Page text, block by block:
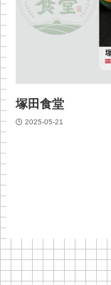
塚田食堂
2025-05-21